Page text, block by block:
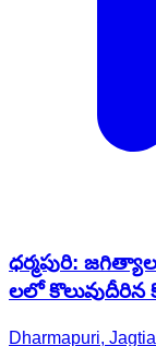
ధర్మపురి:
లలో కొలువుదీరిన
Dharmapuri,